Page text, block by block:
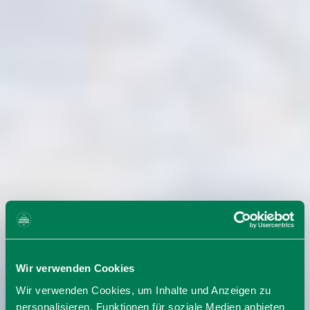
Wir verwenden Cookies
Wir verwenden Cookies, um Inhalte und Anzeigen zu
personalisieren, Funktionen für soziale Medien anbieten